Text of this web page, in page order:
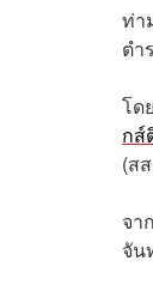
ท่า
ตำ
โด
กส์
(ส
จา
จัน